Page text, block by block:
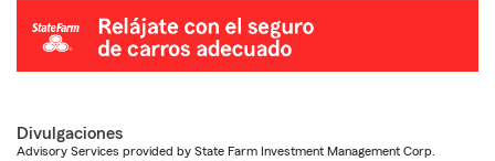
Divulgaciones
Advisory Services provided by State Farm Investment Management Corp.